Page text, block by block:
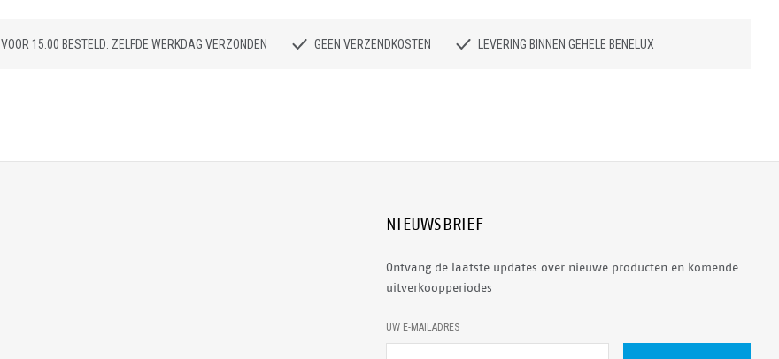
VOOR 15:00 BESTELD: ZELFDE WERKDAG VERZONDEN GEEN VERZENDKOSTEN LEVERING BINNEN GEHELE BENELUX
NIEUWSBRIEF
Ontvang de laatste updates over nieuwe producten en komende
uitverkoopperiodes
E
-
M
UW E-MAILADRES